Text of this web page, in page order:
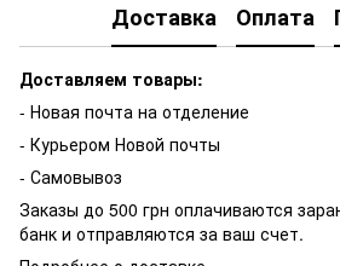
Доставка Оплата
Доставляем товары:
- Новая почта на отделение
- Курьером Новой почты
- Самовывоз
Заказы до 500 грн оплачиваются
банк и отправляются за ваш счет.